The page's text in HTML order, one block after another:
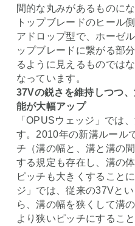
間的な丸みがあるものに
トップブレードのヒール
アドロップ型で、ホーゼ
ップブレードに繋がる部
るように見えるものでは
なっています。
37Vの鋭さを維持しつつ
能が大幅アップ
「OPUSウェッジ」では
す。2010年の新溝ルール
チ（溝の幅と、溝と溝の
する規定も存在し、溝の
ピッチも大きくすること
ジ」では、従来の37Vと
ら、溝の幅を狭くして溝
より狭いピッチにするこ